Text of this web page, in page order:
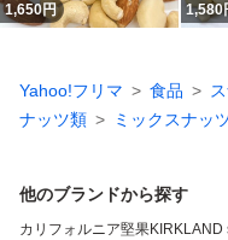
1,650円 1,580
Yahoo!フリマ 食品
ナッツ類
ミックスナッ
他のブランドから探す
カリフォルニア堅果KIRKLAND